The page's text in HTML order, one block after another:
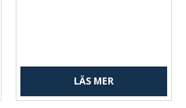
LÄS MER